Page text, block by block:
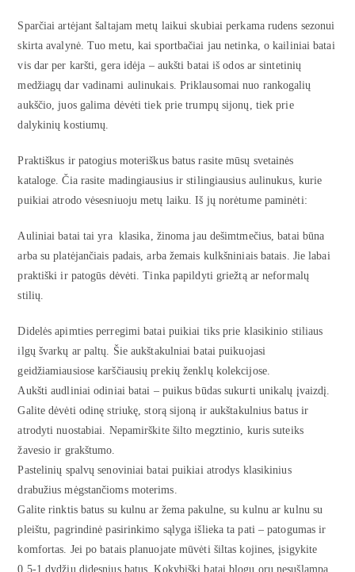
Sparčiai artėjant šaltajam metų laikui skubiai perkama rudens sezonui
skirta avalynė. Tuo metu, kai sportbačiai jau netinka, o kailiniai batai
vis dar per karšti, gera idėja – aukšti batai iš odos ar sintetinių
medžiagų dar vadinami aulinukais. Priklausomai nuo rankogalių
aukščio, juos galima dėvėti tiek prie trumpų sijonų, tiek prie
dalykinių kostiumų.
Praktiškus ir patogius moteriškus batus rasite mūsų svetainės
kataloge. Čia rasite madingiausius ir stilingiausius aulinukus, kurie
puikiai atrodo vėsesniuoju metų laiku. Iš jų norėtume paminėti:
Auliniai batai tai yra klasika, žinoma jau dešimtmečius, batai būna
arba su platėjančiais padais, arba žemais kulkšniniais batais. Jie labai
praktiški ir patogūs dėvėti. Tinka papildyti griežtą ar neformalų
stilių.
Didelės apimties perregimi batai puikiai tiks prie klasikinio stiliaus
ilgų švarkų ar paltų. Šie aukštakulniai batai puikuojasi
geidžiamiausiose karščiausių prekių ženklų kolekcijose.
Aukšti audliniai odiniai batai – puikus būdas sukurti unikalų įvaizdį.
Galite dėvėti odinę striukę, storą sijoną ir aukštakulnius batus ir
atrodyti nuostabiai. Nepamirškite šilto megztinio, kuris suteiks
žavesio ir grakštumo.
Pastelinių spalvų senoviniai batai puikiai atrodys klasikinius
drabužius mėgstančioms moterims.
Galite rinktis batus su kulnu ar žema pakulne, su kulnu ar kulnu su
pleištu, pagrindinė pasirinkimo sąlyga išlieka ta pati – patogumas ir
komfortas. Jei po batais planuojate mūvėti šiltas kojines, įsigykite
0,5-1 dydžiu didesnius batus. Kokybiški batai blogu oru nesušlampa,